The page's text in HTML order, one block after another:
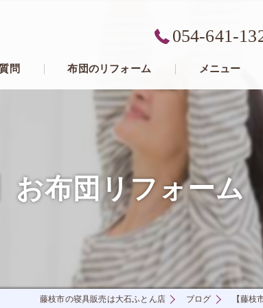
054-641-
問 布団のリフォーム メニュー
お布団リフォーム
藤枝市の寝具販売は大石ふとん店 ブログ 【藤